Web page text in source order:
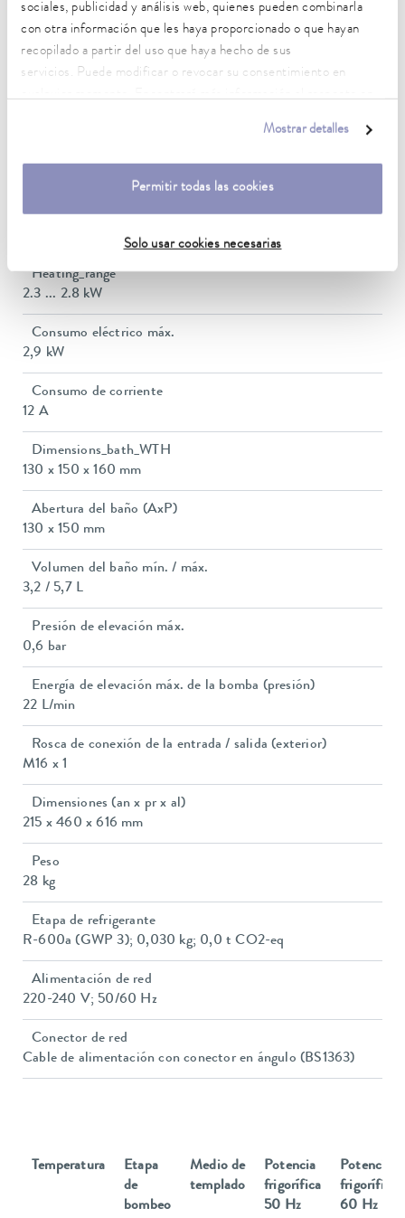
sociales, publicidad y análisis web, quienes pueden combinarla
con otra información que les haya proporcionado o que hayan
recopilado a partir del uso que haya hecho de sus
servicios. Puede modificar o revocar su consentimiento en
Mostrar detalles
Permitir todas las cookies
Solo usar cookies necesarias
Rango de temperatura de trabajo
-30 ... 200 °C
Rango de temperatura de funcionamiento
Estabilidad de temperatura
Heating_range
2.3 ... 2.8 kW
Consumo eléctrico máx.
2,9 kW
Consumo de corriente
12 A
Dimensions_bath_WTH
130 x 150 x 160 mm
Abertura del baño (AxP)
130 x 150 mm
Volumen del baño mín. / máx.
3,2 / 5,7 L
Presión de elevación máx.
0,6 bar
Energía de elevación máx. de la bomba (presión)
22 L/min
Rosca de conexión de la entrada / salida (exterior)
M16 x 1
Dimensiones (an x pr x al)
215 x 460 x 616 mm
Peso
28 kg
Etapa de refrigerante
R-600a (GWP 3); 0,030 kg; 0,0 t CO2-eq
Alimentación de red
220-240 V; 50/60 Hz
Conector de red
Cable de alimentación con conector en ángulo (BS1363)
Temperatura
Etapa
de
bombeo
Medio de
templado
Potencia
frigorífica
50 Hz
Potencia
frigorífica
60 Hz